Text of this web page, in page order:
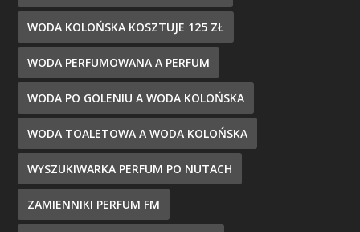
WODA KOLOŃSKA KOSZTUJE 125 ZŁ
WODA PERFUMOWANA A PERFUM
WODA PO GOLENIU A WODA KOLOŃSKA
WODA TOALETOWA A WODA KOLOŃSKA
WYSZUKIWARKA PERFUM PO NUTACH
ZAMIENNIKI PERFUM FM